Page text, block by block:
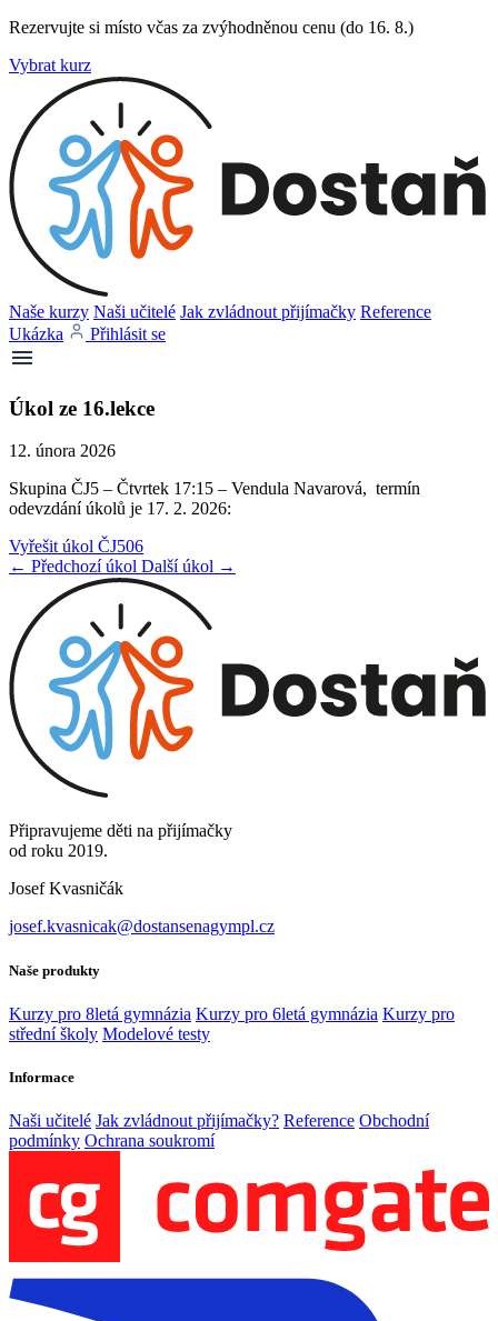
Rezervujte si místo včas za zvýhodněnou cenu (do 16. 8.)
Vybrat kurz
Naše kurzy Naši učitelé Jak zvládnout přijímačky Reference
Ukázka
Přihlásit se
Úkol ze 16.lekce
12. února 2026
Skupina ČJ5 – Čtvrtek 17:15 – Vendula Navarová, termín
odevzdání úkolů je 17. 2. 2026:
Vyřešit úkol ČJ506
← Předchozí úkol Další úkol →
Připravujeme děti na přijímačky
od roku 2019.
Josef Kvasničák
josef.kvasnicak@dostansenagympl.cz
Naše produkty
Kurzy pro 8letá gymnázia Kurzy pro 6letá gymnázia Kurzy pro
střední školy Modelové testy
Informace
Naši učitelé Jak zvládnout přijímačky? Reference Obchodní
podmínky Ochrana soukromí